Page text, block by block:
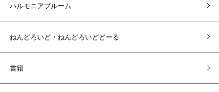
ハルモニアブルーム
ねんどろいど・ねんどろいどどーる
書籍